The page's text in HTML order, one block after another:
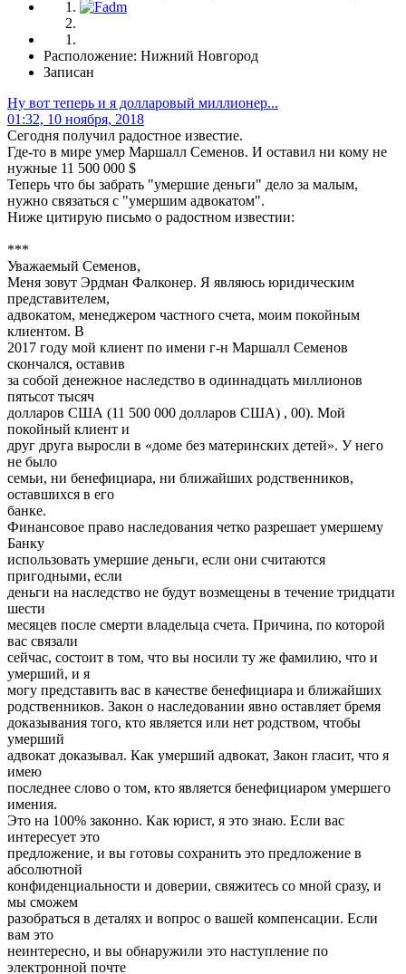
Расположение: Нижний Новгород
Записан
Ну вот теперь и я долларовый миллионер...
01:32, 10 ноября, 2018
Сегодня получил радостное известие.
Где-то в мире умер Маршалл Семенов. И оставил ни кому не
нужные 11 500 000 $
Теперь что бы забрать "умершие деньги" дело за малым,
нужно связаться с "умершим адвокатом".
Ниже цитирую письмо о радостном известии:
***
Уважаемый Семенов,
Меня зовут Эрдман Фалконер. Я являюсь юридическим
представителем,
адвокатом, менеджером частного счета, моим покойным
клиентом. В
2017 году мой клиент по имени г-н Маршалл Семенов
скончался, оставив
за собой денежное наследство в одиннадцать миллионов
пятьсот тысяч
долларов США (11 500 000 долларов США) , 00). Мой
покойный клиент и
друг друга выросли в «доме без материнских детей». У него
не было
семьи, ни бенефициара, ни ближайших родственников,
оставшихся в его
банке.
Финансовое право наследования четко разрешает умершему
Банку
использовать умершие деньги, если они считаются
пригодными, если
деньги на наследство не будут возмещены в течение тридцати
шести
месяцев после смерти владельца счета. Причина, по которой
вас связали
сейчас, состоит в том, что вы носили ту же фамилию, что и
умерший, и я
могу представить вас в качестве бенефициара и ближайших
родственников. Закон о наследовании явно оставляет бремя
доказывания того, кто является или нет родством, чтобы
умерший
адвокат доказывал. Как умерший адвокат, Закон гласит, что я
имею
последнее слово о том, кто является бенефициаром умершего
имения.
Это на 100% законно. Как юрист, я это знаю. Если вас
интересует это
предложение, и вы готовы сохранить это предложение в
абсолютной
конфиденциальности и доверии, свяжитесь со мной сразу, и
мы сможем
разобраться в деталях и вопрос о вашей компенсации. Если
вам это
неинтересно, и вы обнаружили это наступление по
электронной почте